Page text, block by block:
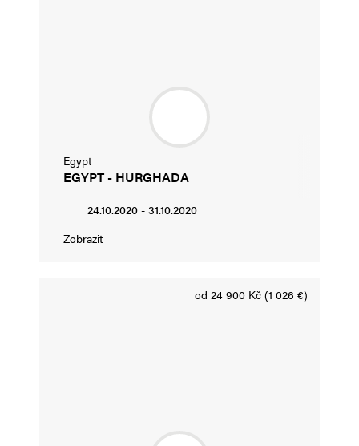
Egypt
EGYPT - HURGHADA
24.10.2020 - 31.10.2020
Zobrazit
od 24 900 Kč (1 026 €)